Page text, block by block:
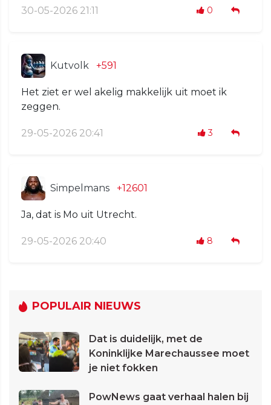
30-05-2026 21:11 0
Kutvolk +591
Het ziet er wel akelig makkelijk uit moet ik
zeggen.
29-05-2026 20:41 3
Simpelmans +12601
Ja, dat is Mo uit Utrecht.
29-05-2026 20:40 8
POPULAIR NIEUWS
Dat is duidelijk, met de
Koninklijke Marechaussee moet
je niet fokken
PowNews gaat verhaal halen bij